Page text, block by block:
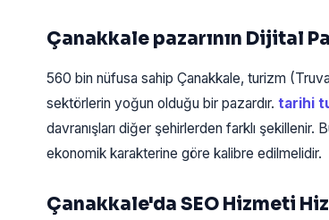
Çanakkale pazarının Dijital
560 bin nüfusa sahip Çanakkale, turizm
sektörlerin yoğun olduğu bir pazardır. tarihi
davranışları diğer şehirlerden farklı şekillenir.
ekonomik karakterine göre kalibre edilmelidir.
Çanakkale'da SEO Hizmeti